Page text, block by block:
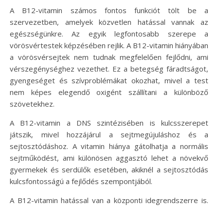
A B12-vitamin számos fontos funkciót tölt be a
szervezetben, amelyek közvetlen hatással vannak az
egészségünkre. Az egyik legfontosabb szerepe a
vörösvértestek képzésében rejlik. A B12-vitamin hiányában
a vörösvérsejtek nem tudnak megfelelően fejlődni, ami
vérszegénységhez vezethet. Ez a betegség fáradtságot,
gyengeséget és szívproblémákat okozhat, mivel a test
nem képes elegendő oxigént szállítani a különböző
szövetekhez.
A B12-vitamin a DNS szintézisében is kulcsszerepet
játszik, mivel hozzájárul a sejtmegújuláshoz és a
sejtosztódáshoz. A vitamin hiánya gátolhatja a normális
sejtműködést, ami különösen aggasztó lehet a növekvő
gyermekek és serdülők esetében, akiknél a sejtosztódás
kulcsfontosságú a fejlődés szempontjából.
A B12-vitamin hatással van a központi idegrendszerre is.